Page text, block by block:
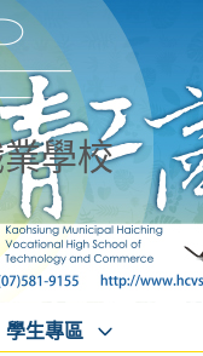
學校
學生專區